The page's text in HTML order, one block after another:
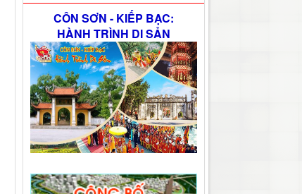
CÔN SƠN - KIẾP BẠC:
HÀNH TRÌNH DI SẢN